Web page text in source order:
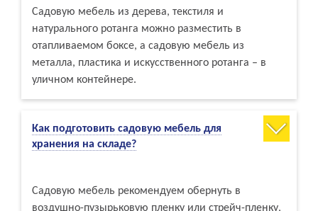
Садовую мебель из дерева, текстиля и
натурального ротанга можно разместить в
отапливаемом боксе, а садовую мебель из
металла, пластика и искусственного ротанга – в
уличном контейнере.
Как подготовить садовую мебель для
хранения на складе?
Садовую мебель рекомендуем обернуть в
воздушно-пузырьковую пленку или стрейч-пленку,